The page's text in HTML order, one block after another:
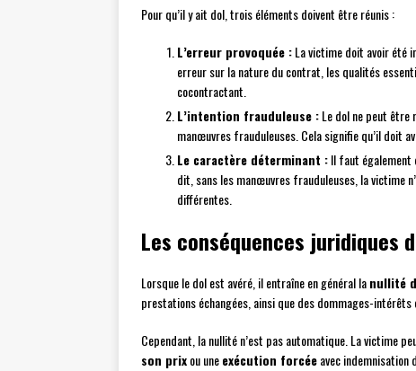
Pour qu’il y ait dol, trois éléments doivent être réunis :
L’erreur provoquée :La victime doit avoir été
erreur sur la nature du contrat, les qualités
cocontractant.
L’intention frauduleuse :Le dol ne peut être
manœuvres frauduleuses. Cela signifie qu’il doit
Le caractère déterminant :Il faut également
dit, sans les manœuvres frauduleuses, la victime
différentes.
Les conséquences juridiques
Lorsque le dol est avéré, il entraîne en général lanullité
prestations échangées, ainsi que des dommages-
Cependant, la nullité n’est pas automatique. La victime
son prixou uneexécution forcéeavec indemnisation